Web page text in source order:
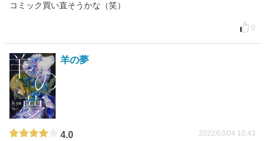
コミック買い直そうかな（笑）
0
羊の夢
4.0 2022/03/04 10:43